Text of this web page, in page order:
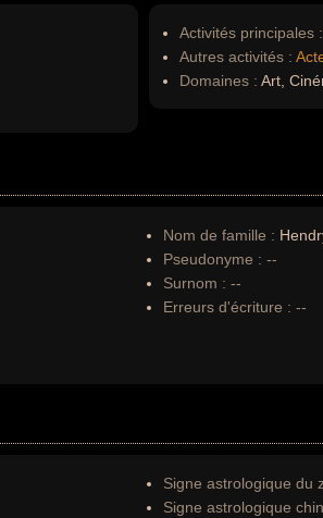
Activités principales :
Autres activités :
Domaines : Art,
Nom de famille :
Pseudonyme : --
Surnom : --
Erreurs d'écriture : --
Signe astrologique du
Signe astrologique